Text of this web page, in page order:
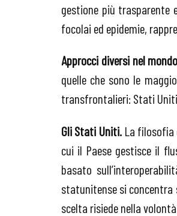
gestione più trasparente
focolai ed epidemie,
Approcci diversi nel
quelle che sono le
transfrontalieri: Stati
Gli Stati Uniti.La filosofia
cui il Paese gestisce il
basato
statunitense si
scelta risiede nella